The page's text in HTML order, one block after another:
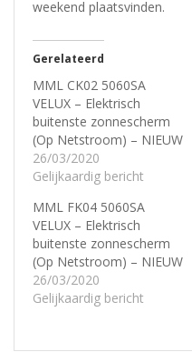
weekend plaatsvinden.
Gerelateerd
MML CK02 5060SA
VELUX – Elektrisch
buitenste zonnescherm
(Op Netstroom) – NIEUW
26/03/2020
Gelijkaardig bericht
MML FK04 5060SA
VELUX – Elektrisch
buitenste zonnescherm
(Op Netstroom) – NIEUW
26/03/2020
Gelijkaardig bericht